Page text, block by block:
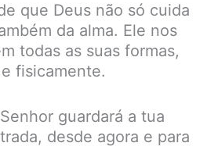
que Deus não só cuida
da alma. Ele nos
todas as suas formas,
fisicamente.
guardará a tua
desde agora e para